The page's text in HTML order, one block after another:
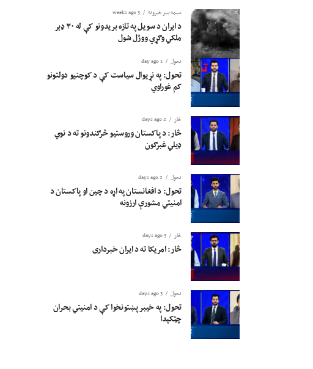
سیمه ییز خبرونه 3 weeks ago
د ایران د سویل په تازه بریدونو کې له ۳۰ ډېر
ملکي وګړي ووژل شول
تحول 1 day ago
تحول: په نړیوال سیاست کې د کوچنیو دولتونو
کم غوراوي
څار 2 days ago
څار: د پاکستان وروستیو څرګندونو ته د نوي
ډیلي غبرګون
تحول 2 days ago
تحول: د افغانستان په اړه د چین او پاکستان د
امنیتي مشورې ارزونه
څار 3 days ago
څار: امریکا ته د ایران خبرداری
تحول 3 days ago
تحول: په خیبر پښتونخوا کې د امنیتي بحران
چټکېدا